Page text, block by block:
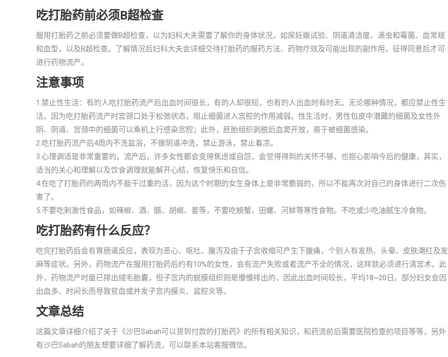
吃打胎药前必须B超检查
服用打胎药之前必须要做B超检查，以为妇科大夫需要了解你的身体状况，如尿妊娠试验、阴道清洁度、滴虫和霉菌、血常规
和血型，以及B超检查。了解情况后妇科大夫会详细交待打胎药的服药方法、药物疗效及可能出现的副作用，征得同意后才可
进行药物流产。
注意事项
1.禁止性生活：有的人吃打胎药流产后出血时间很长，有的人却很短，也有的人出血时有时无。无论哪种情况，都应禁止性生
活。因为吃打胎药流产时宫颈口处于松弛状态，阻止细菌进入宫腔的作用减弱。性生活时，男性包皮中潜藏的细菌及女性外
阴、阴道、宫颈中的细菌可以乘机上行感染宫腔；此外，胚胎组织剥脱后血窦开放，易于被细菌感染。
2.吃打胎药流产后4周内不洗盆浴，不做阴道冲洗，禁止游泳，禁止着凉。
3.心理调适是非常重要的。流产后，许多女性都会变得焦虑或自怨，会觉得得到的关怀不够，也担心影响今后的健康，其实，
适当的关心和理解以及饮食调理就能解开心结，恢复快乐和自信。
4.在吃了打胎药的两周内不能干过重的活，因为这个时期的女生身体上是非常脆弱的，所以不能再次对自己的身体进行二次伤
害了。
5.不要吃刺激性食品，如辣椒、酒、醋、胡椒、姜等，不要吃螃蟹、田螺、河蚌等寒性食物。不吃或少吃油腻生冷食物。
吃打胎药有什么反应？
吃完打胎药后会有胃肠道反应，表现为恶心、呕吐、腹泻及由于子宫收缩可产生下腹痛，个别人有发热、头晕、皮肤潮红及发
麻等症状。另外，药物流产在服用打胎药后约有10%的女性，会有流产失败或者流产不全的情况，这样就必须进行清宫术。此
外，药物流产时虽已排出绒毛胎囊，但子宫内的蜕膜组织则是慢慢排出的，因此出血时间较长，平均18~20日。部分妇女会因
出血多、时间长而导致贫血或并发子宫内膜炎、盆腔炎等。
文章总结
这篇文章详细介绍了关于《沙巴Sabah可以货到付款的打胎药》的所有相关知识，和药流前后需要医院检查的项目等等，另外
有沙巴Sabah的朋友想要详细了解药流，可以联系本站客服微信。